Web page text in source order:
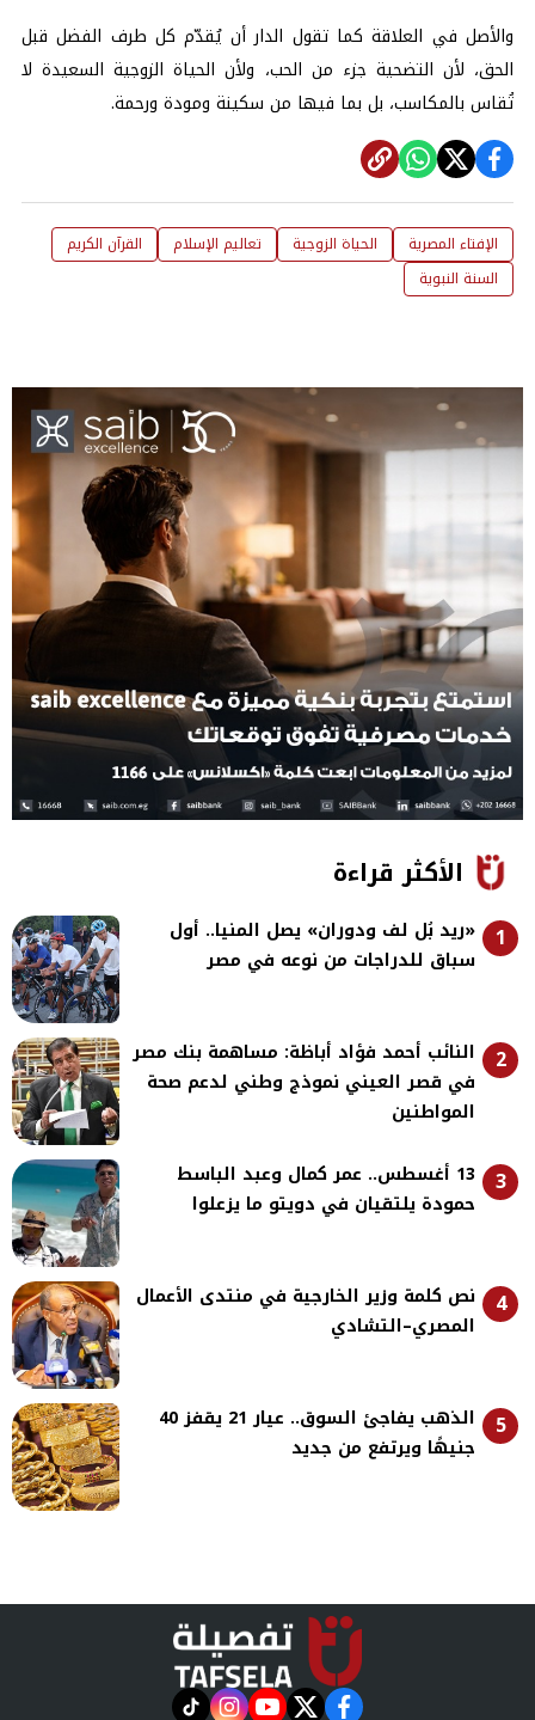
والأصل في العلاقة كما تقول الدار أن يُقدّم كل طرف الفضل قبل
الحق، لأن التضحية جزء من الحب، ولأن الحياة الزوجية السعيدة لا
تُقاس بالمكاسب، بل بما فيها من سكينة ومودة ورحمة.
الإفتاء المصرية الحياة الزوجية تعاليم الإسلام
القرآن الكريم
السنة النبوية
الأكثر قراءة
1
«ريد بُل لف ودوران» يصل المنيا.. أول
سباق للدراجات من نوعه في مصر
2
النائب أحمد فؤاد أباظة: مساهمة بنك مصر
في قصر العيني نموذج وطني لدعم صحة
المواطنين
3
13 أغسطس.. عمر كمال وعبد الباسط
حمودة يلتقيان في دويتو ما يزعلوا
4
نص كلمة وزير الخارجية في منتدى الأعمال
المصري–التشادي
5
الذهب يفاجئ السوق.. عيار 21 يقفز 40
جنيهًا ويرتفع من جديد